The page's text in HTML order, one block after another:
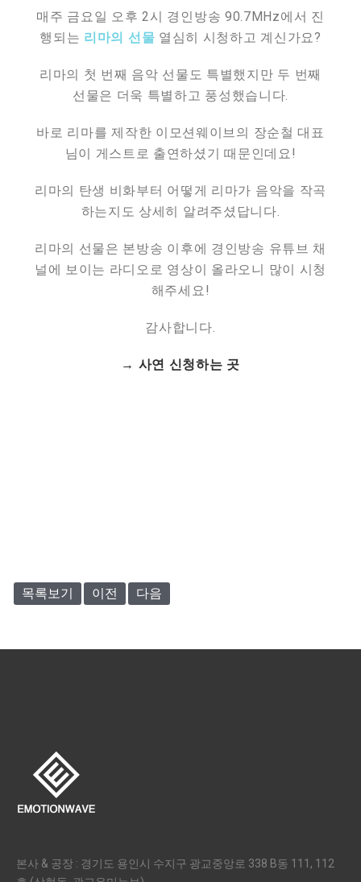
매주 금요일 오후 2시 경인방송 90.7MHz에서 진
행되는 리마의 선물 열심히 시청하고 계신가요?
리마의 첫 번째 음악 선물도 특별했지만 두 번째
선물은 더욱 특별하고 풍성했습니다.
바로 리마를 제작한 이모션웨이브의 장순철 대표
님이 게스트로 출연하셨기 때문인데요!
리마의 탄생 비화부터 어떻게 리마가 음악을 작곡
하는지도 상세히 알려주셨답니다.
리마의 선물은 본방송 이후에 경인방송 유튜브 채
널에 보이는 라디오로 영상이 올라오니 많이 시청
해주세요!
감사합니다.
→ 사연 신청하는 곳
목록보기 이전 다음
본사 & 공장 : 경기도 용인시 수지구 광교중앙로 338 B동 111, 112